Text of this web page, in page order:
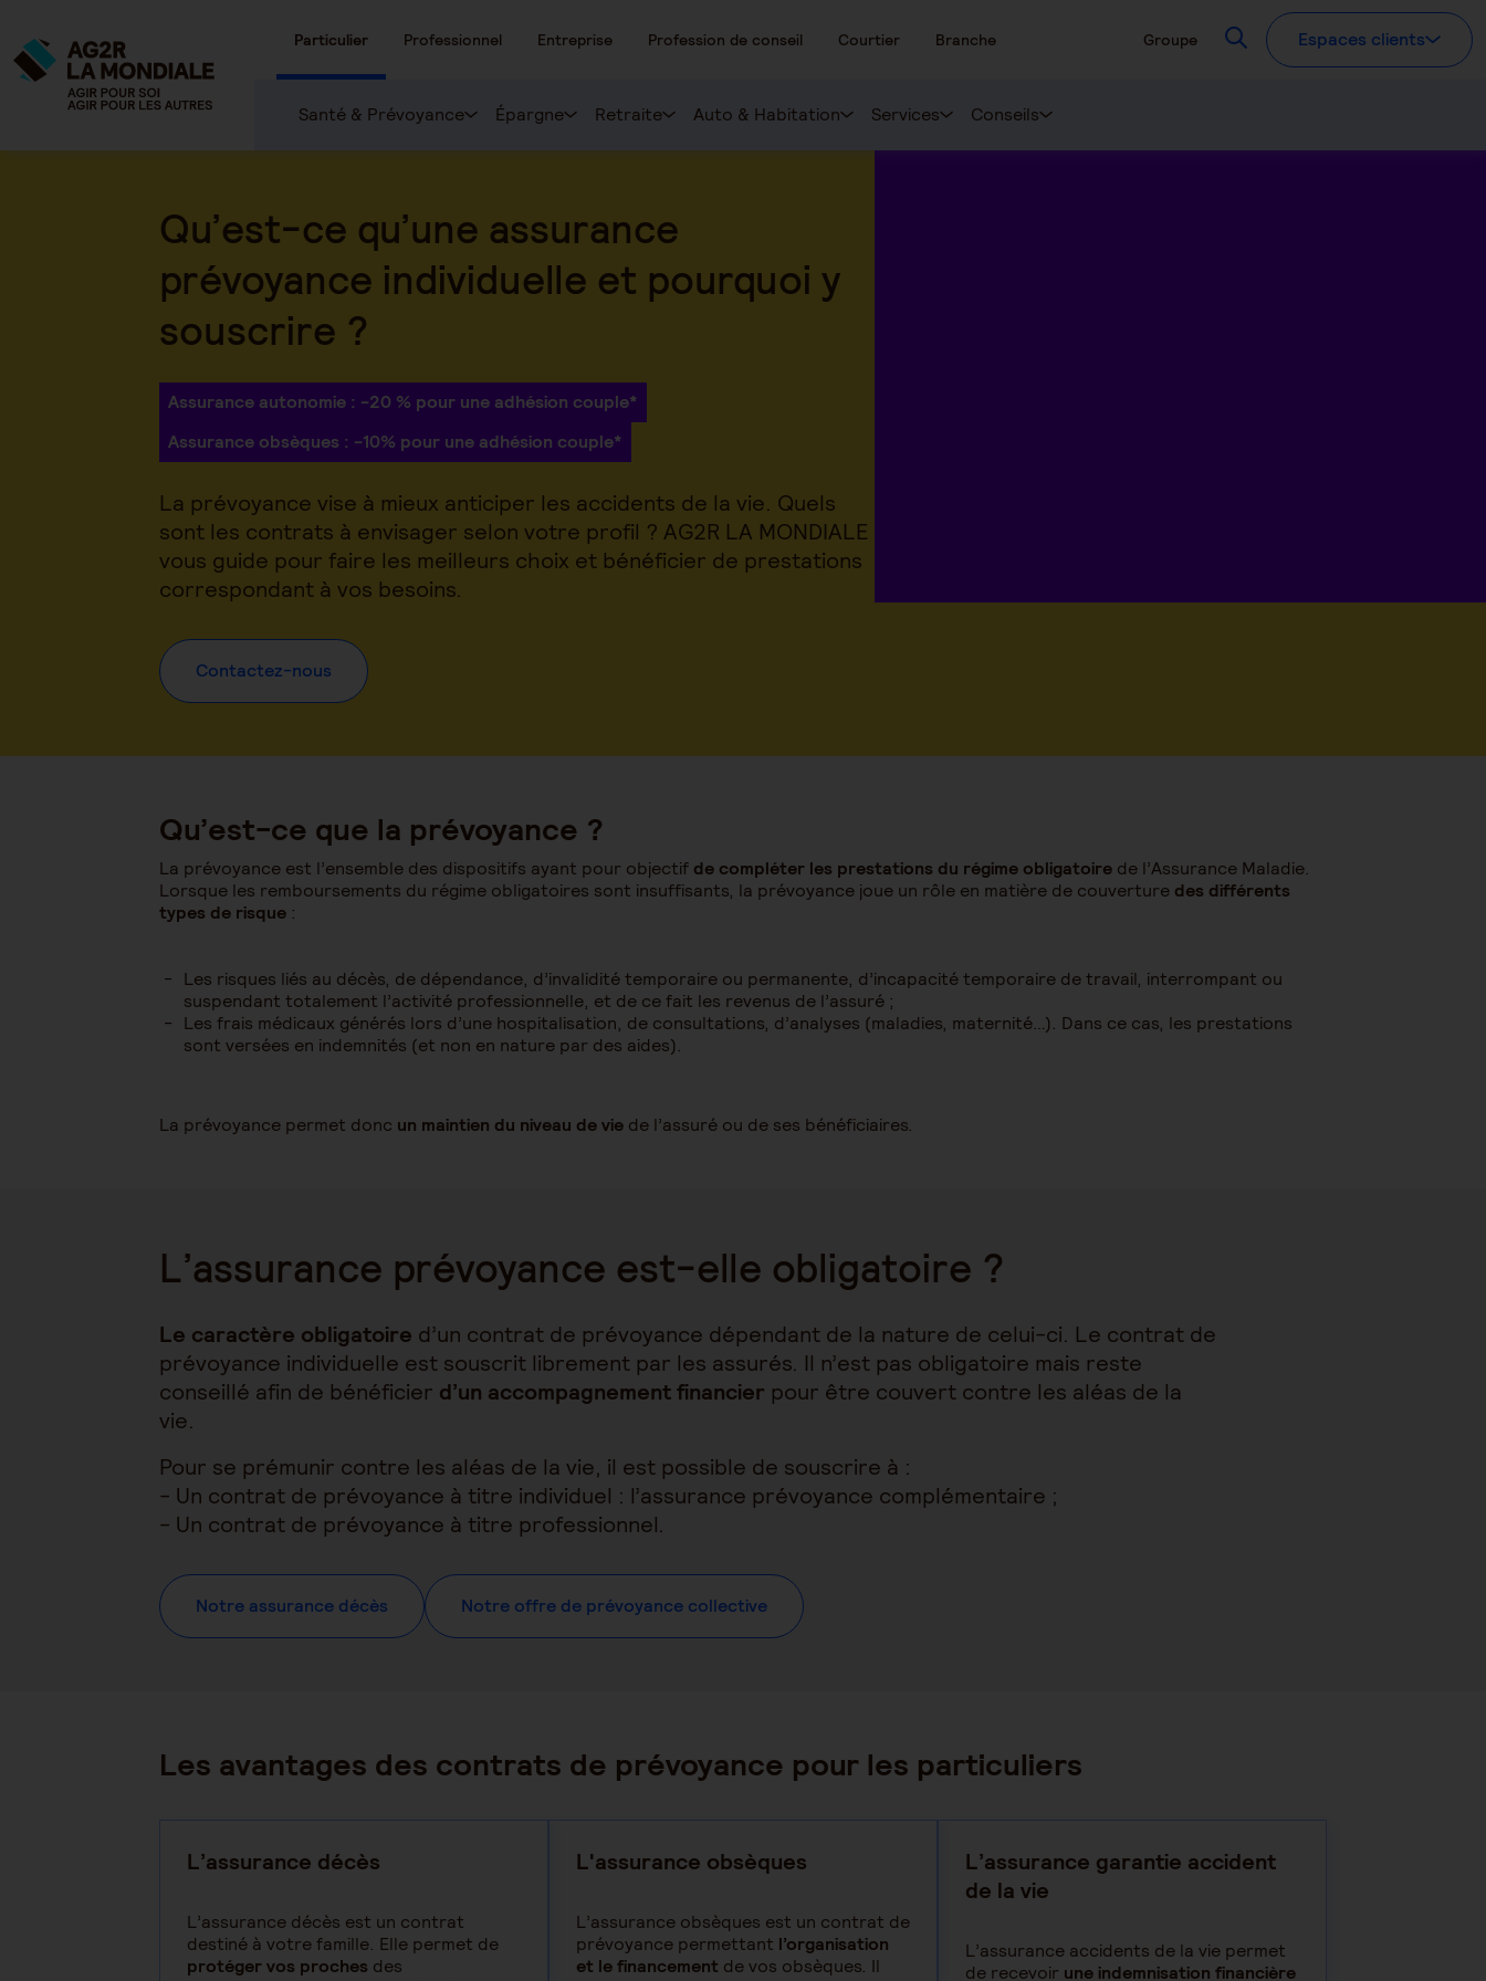
Particulier Professionnel Entreprise Profession de conseil Courtier Branche Groupe RecherchezEspaces clients
Santé & Prévoyance Épargne Retraite Auto & Habitation Services Conseils
Qu’est-ce qu’une assurance
prévoyance individuelle et pourquoi y
souscrire ?
Assurance autonomie : -20 % pour une adhésion couple*
Assurance obsèques : -10% pour une adhésion couple*
La prévoyance vise à mieux anticiper les accidents de la vie. Quels
sont les contrats à envisager selon votre profil ? AG2R LA MONDIALE
vous guide pour faire les meilleurs choix et bénéficier de prestations
correspondant à vos besoins.
Contactez-nous
Qu’est-ce que la prévoyance ?
La prévoyance est l’ensemble des dispositifs ayant pour objectif de compléter les prestations du régime obligatoire de l’Assurance Maladie.
Lorsque les remboursements du régime obligatoires sont insuffisants, la prévoyance joue un rôle en matière de couverture des différents
types de risque :
Les risques liés au décès, de dépendance, d’invalidité temporaire ou permanente, d’incapacité temporaire de travail, interrompant ou
suspendant totalement l’activité professionnelle, et de ce fait les revenus de l’assuré ;
Les frais médicaux générés lors d’une hospitalisation, de consultations, d’analyses (maladies, maternité…). Dans ce cas, les prestations
sont versées en indemnités (et non en nature par des aides).
La prévoyance permet donc un maintien du niveau de vie de l’assuré ou de ses bénéficiaires.
L’assurance prévoyance est-elle obligatoire ?
Le caractère obligatoire d’un contrat de prévoyance dépendant de la nature de celui-ci. Le contrat de
prévoyance individuelle est souscrit librement par les assurés. Il n’est pas obligatoire mais reste
conseillé afin de bénéficier d’un accompagnement financier pour être couvert contre les aléas de la
vie.
Pour se prémunir contre les aléas de la vie, il est possible de souscrire à :
- Un contrat de prévoyance à titre individuel : l’assurance prévoyance complémentaire ;
- Un contrat de prévoyance à titre professionnel.
Notre assurance décès Notre offre de prévoyance collective
Les avantages des contrats de prévoyance pour les particuliers
L’assurance décès
L’assurance décès est un contrat
destiné à votre famille. Elle permet de
protéger vos proches des
L'assurance obsèques
L’assurance obsèques est un contrat de
prévoyance permettant l’organisation
et le financement de vos obsèques. Il
L’assurance garantie accident
de la vie
L’assurance accidents de la vie permet
de recevoir une indemnisation financière